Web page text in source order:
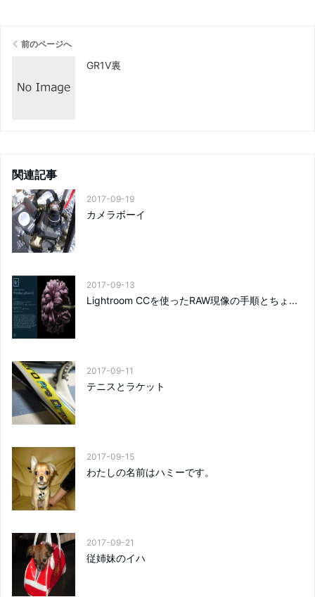
前のページへ
GR1V裏
関連記事
2017-09-19
カメラボーイ
2017-09-13
Lightroom CCを使ったRAW現像の手順とちょ...
2017-09-11
テニスとラケット
2017-09-15
わたしの名前はハミーです。
2017-09-21
従姉妹のイハ